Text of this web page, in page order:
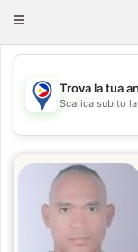
Toggle
💖
Trova la tua
Scarica subito